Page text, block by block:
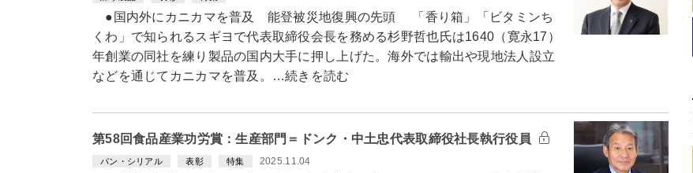
●国内外にカニカマを普及 能登被災地復興の先頭 「香り箱」「ビタミンち
くわ」で知られるスギヨで代表取締役会長を務める杉野哲也氏は1640（寛永17）
年創業の同社を練り製品の国内大手に押し上げた。海外では輸出や現地法人設立
などを通じてカニカマを普及。…続きを読む
第58回食品産業功労賞：生産部門＝ドンク・中土忠代表取締役社長執行役員
パン・シリアル 表彰 特集 2025.11.04